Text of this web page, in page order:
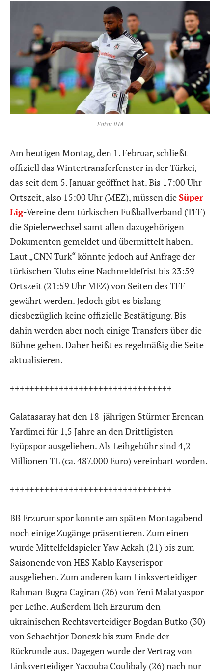
Foto: IHA
Am heutigen Montag, den 1. Februar, schließt
offiziell das Wintertransferfenster in der Türkei,
das seit dem 5. Januar geöffnet hat. Bis 17:00 Uhr
Ortszeit, also 15:00 Uhr (MEZ), müssen dieSüper
Lig-Vereine dem türkischen Fußballverband (TFF)
die Spielerwechsel samt allen dazugehörigen
Dokumenten gemeldet und übermittelt haben.
Laut „CNN Turk“ könnte jedoch auf Anfrage der
türkischen Klubs eine Nachmeldefrist bis 23:59
Ortszeit (21:59 Uhr MEZ) von Seiten des TFF
gewährt werden. Jedoch gibt es bislang
diesbezüglich keine offizielle Bestätigung. Bis
dahin werden aber noch einige Transfers über die
Bühne gehen. Daher heißt es regelmäßig die Seite
aktualisieren.
+++++++++++++++++++++++++++++++++
Galatasaray hat den 18-jährigen Stürmer Erencan
Yardimci für 1,5 Jahre an den Drittligisten
Eyüpspor ausgeliehen. Als Leihgebühr sind 4,2
Millionen TL (ca. 487.000 Euro) vereinbart worden.
+++++++++++++++++++++++++++++++++
BB Erzurumspor konnte am späten Montagabend
noch einige Zugänge präsentieren. Zum einen
wurde Mittelfeldspieler Yaw Ackah (21) bis zum
Saisonende von HES Kablo Kayserispor
ausgeliehen. Zum anderen kam Linksverteidiger
Rahman Bugra Cagiran (26) von Yeni Malatyaspor
per Leihe. Außerdem lieh Erzurum den
ukrainischen Rechtsverteidiger Bogdan Butko (30)
von Schachtjor Donezk bis zum Ende der
Rückrunde aus. Dagegen wurde der Vertrag von
Linksverteidiger Yacouba Coulibaly (26) nach nur